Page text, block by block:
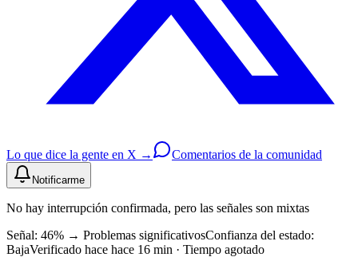
Lo que dice la gente en X → Comentarios de la comunidad
Notificarme
No hay interrupción confirmada, pero las señales son mixtas
Señal: 46% → Problemas significativosConfianza del estado:
BajaVerificado hace hace 16 min · Tiempo agotado